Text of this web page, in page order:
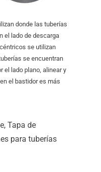
donde las tuberías
el lado de descarga
se utilizan
se encuentran
el lado plano, alinear y
el bastidor es más
Tapa de
para tuberías